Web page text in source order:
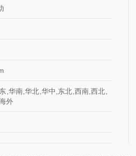
,华南,华北,华中,东北,西南,西北,
外